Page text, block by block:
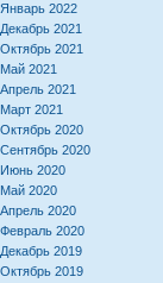
Январь 2022
Декабрь 2021
Октябрь 2021
Май 2021
Апрель 2021
Март 2021
Октябрь 2020
Сентябрь 2020
Июнь 2020
Май 2020
Апрель 2020
Февраль 2020
Декабрь 2019
Октябрь 2019